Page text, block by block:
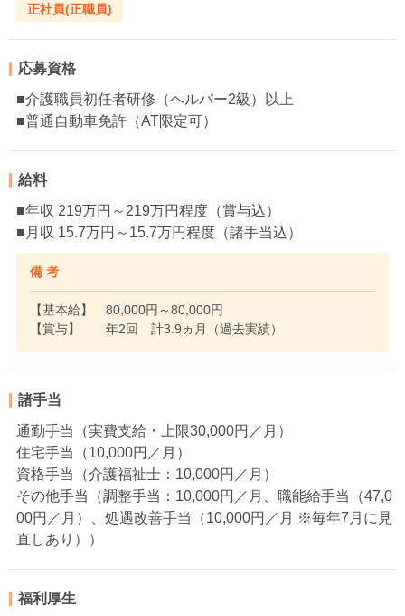
正社員(正職員)
応募資格
■介護職員初任者研修（ヘルパー2級）以上
■普通自動車免許（AT限定可）
給料
■年収 219万円～219万円程度（賞与込）
■月収 15.7万円～15.7万円程度（諸手当込）
備 考
【基本給】 80,000円～80,000円
【賞与】 年2回 計3.9ヵ月（過去実績）
諸手当
通勤手当（実費支給・上限30,000円／月）
住宅手当（10,000円／月）
資格手当（介護福祉士：10,000円／月）
その他手当（調整手当：10,000円／月、職能給手当（47,0
00円／月）、処遇改善手当（10,000円／月 ※毎年7月に見
直しあり））
福利厚生